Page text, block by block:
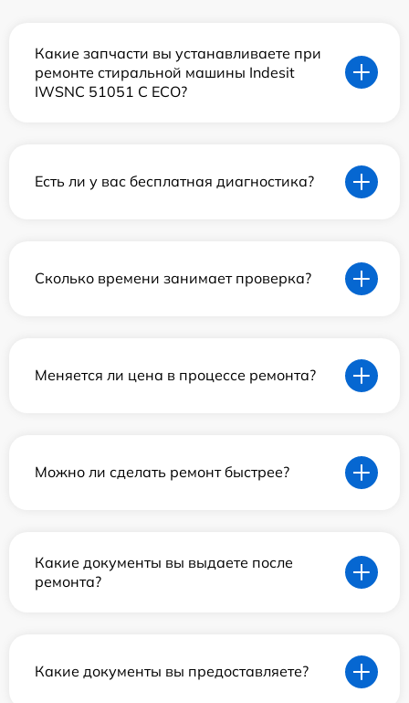
Какие запчасти вы устанавливаете при
ремонте стиральной машины Indesit
IWSNC 51051 C ECO?
Есть ли у вас бесплатная диагностика?
Сколько времени занимает проверка?
Меняется ли цена в процессе ремонта?
Можно ли сделать ремонт быстрее?
Какие документы вы выдаете после
ремонта?
Какие документы вы предоставляете?